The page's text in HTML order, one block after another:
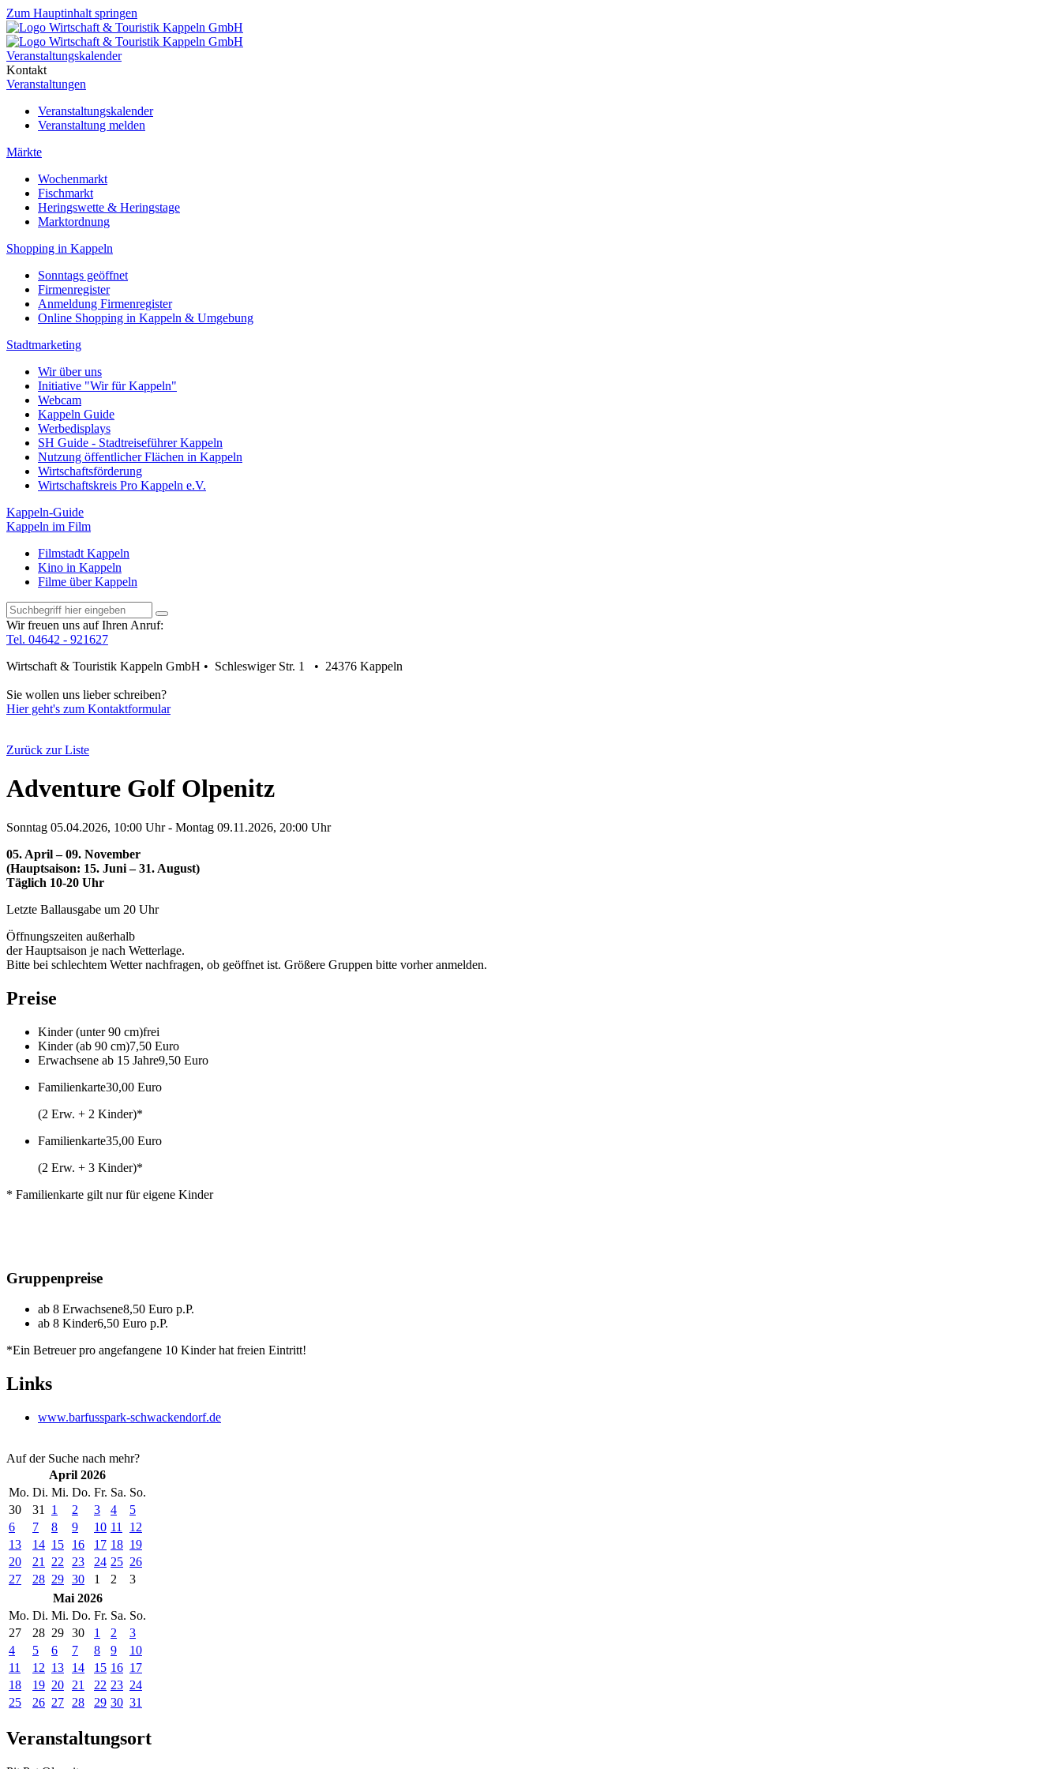
Zum Hauptinhalt springen
Veranstaltungskalender
Kontakt
Veranstaltungen
Veranstaltungskalender
Veranstaltung melden
Märkte
Wochenmarkt
Fischmarkt
Heringswette & Heringstage
Marktordnung
Shopping in Kappeln
Sonntags geöffnet
Firmenregister
Anmeldung Firmenregister
Online Shopping in Kappeln & Umgebung
Stadtmarketing
Wir über uns
Initiative "Wir für Kappeln"
Webcam
Kappeln Guide
Werbedisplays
SH Guide - Stadtreiseführer Kappeln
Nutzung öffentlicher Flächen in Kappeln
Wirtschaftsförderung
Wirtschaftskreis Pro Kappeln e.V.
Kappeln-Guide
Kappeln im Film
Filmstadt Kappeln
Kino in Kappeln
Filme über Kappeln
Wir freuen uns auf Ihren Anruf:
Tel. 04642 - 921627
Wirtschaft & Touristik Kappeln GmbH • Schleswiger Str. 1 • 24376 Kappeln
Sie wollen uns lieber schreiben?
Hier geht's zum Kontaktformular
Zurück zur Liste
Adventure Golf Olpenitz
Sonntag 05.04.2026, 10:00 Uhr - Montag 09.11.2026, 20:00 Uhr
05. April – 09. November
(Hauptsaison: 15. Juni – 31. August)
Täglich 10-20 Uhr
Letzte Ballausgabe um 20 Uhr
Öffnungszeiten außerhalb
der Hauptsaison je nach Wetterlage.
Bitte bei schlechtem Wetter nachfragen, ob geöffnet ist. Größere Gruppen bitte vorher anmelden.
Preise
Kinder (unter 90 cm)frei
Kinder (ab 90 cm)7,50 Euro
Erwachsene ab 15 Jahre9,50 Euro
Familienkarte30,00 Euro
(2 Erw. + 2 Kinder)*
Familienkarte35,00 Euro
(2 Erw. + 3 Kinder)*
* Familienkarte gilt nur für eigene Kinder
Gruppenpreise
ab 8 Erwachsene8,50 Euro p.P.
ab 8 Kinder6,50 Euro p.P.
*Ein Betreuer pro angefangene 10 Kinder hat freien Eintritt!
Links
www.barfusspark-schwackendorf.de
Auf der Suche nach mehr?
April 2026
Mo. Di. Mi. Do. Fr. Sa. So.
30
31 1 2 3 4
5
6
7 8 9 10 11
12
13
14 15 16 17 18 19
20
21 22 23 24 25 26
27
28 29 30 1 2
3
Mai 2026
Mo. Di. Mi. Do. Fr. Sa. So.
27
28 29 30 1 2
3
4
5 6 7 8 9
10
11
12 13 14 15 16 17
18
19 20 21 22 23 24
25
26 27 28 29 30 31
Veranstaltungsort